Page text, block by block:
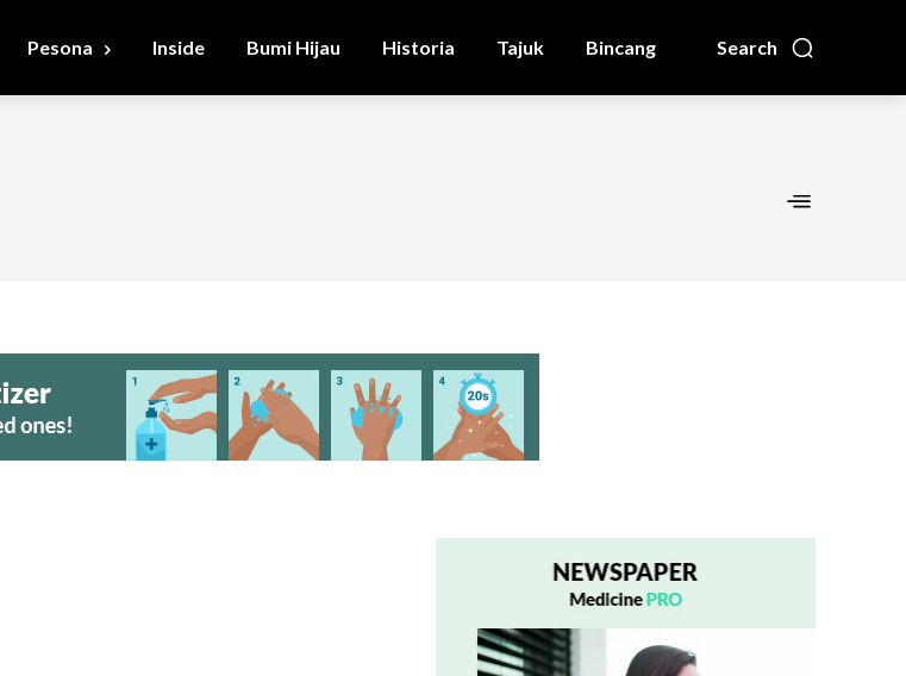
Search
Pesona Inside Bumi Hijau Historia Tajuk Bincang